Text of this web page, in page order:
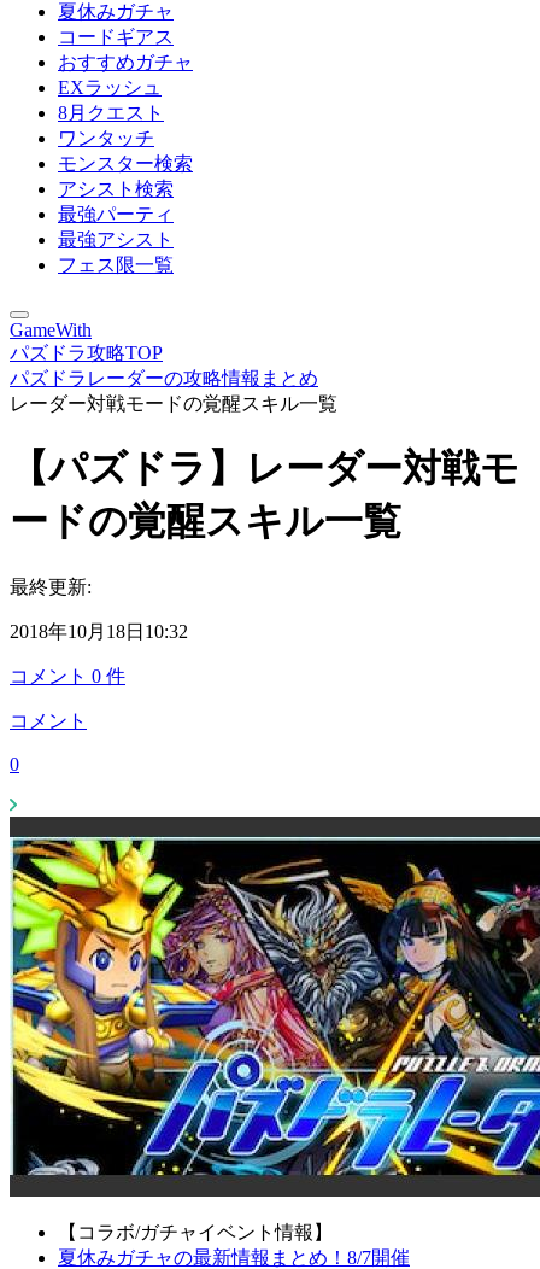
夏休みガチャ
コードギアス
おすすめガチャ
EXラッシュ
8月クエスト
ワンタッチ
モンスター検索
アシスト検索
最強パーティ
最強アシスト
フェス限一覧
GameWith
パズドラ攻略TOP
パズドラレーダーの攻略情報まとめ
レーダー対戦モードの覚醒スキル一覧
【パズドラ】レーダー対戦モ
ードの覚醒スキル一覧
最終更新:
2018年10月18日10:32
コメント 0 件
コメント
0
【コラボ/ガチャイベント情報】
夏休みガチャの最新情報まとめ！8/7開催